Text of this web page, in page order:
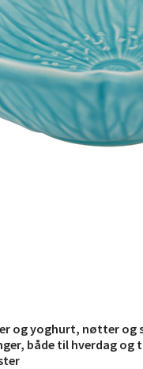
og yoghurt, nøtter og
både til hverdag og
0 i